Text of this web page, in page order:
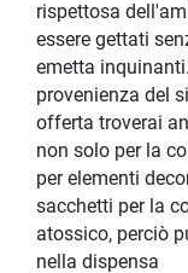
rispettosa
essere gettati
emetta
provenienza del
offerta troverai
non solo per la
per elementi
sacchetti per la
atossico, perciò
nella dispensa